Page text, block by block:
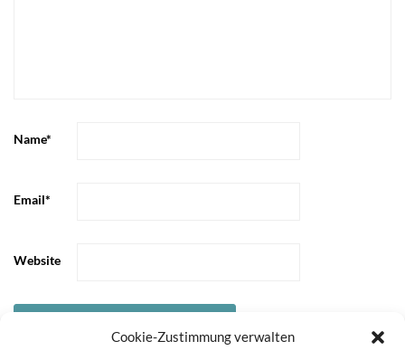
Cookie-Zustimmung verwalten
Name*
Email*
Website